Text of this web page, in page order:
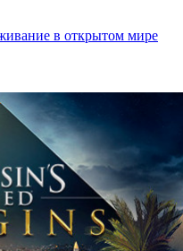
в открытом мире